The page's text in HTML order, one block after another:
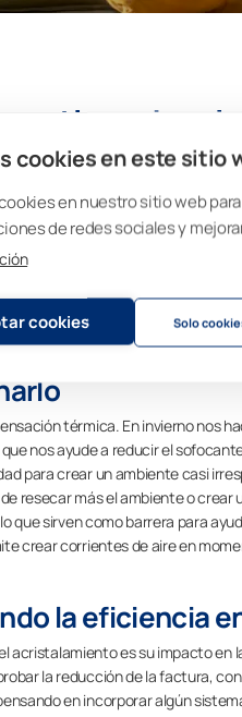
cookies en este sitio
en nuestro sitio web
de redes sociales y
cookies Solo
cortinas de
al incorporar las cortinas de
de refrigeración, que hacerlo con
la entrada de luz natural, al
que pueden colocarse en
sencillo de lo que piensas.
por el acristalamiento sin
térmica. En invierno nos
nos ayude a reducir el
para crear un ambiente casi
resecar más el ambiente o
que sirven como barrera para
crear corrientes de aire en
la eficiencia
acristalamiento es su impacto en
la reducción de la factura,
en incorporar algún